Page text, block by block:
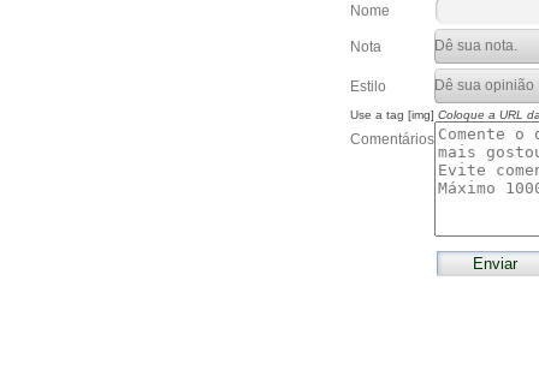
Nome
Nota
Estilo
Use a tag [img] Coloque a URL
Comentários